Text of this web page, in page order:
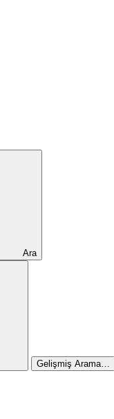
Ara
Gelişmiş Arama…